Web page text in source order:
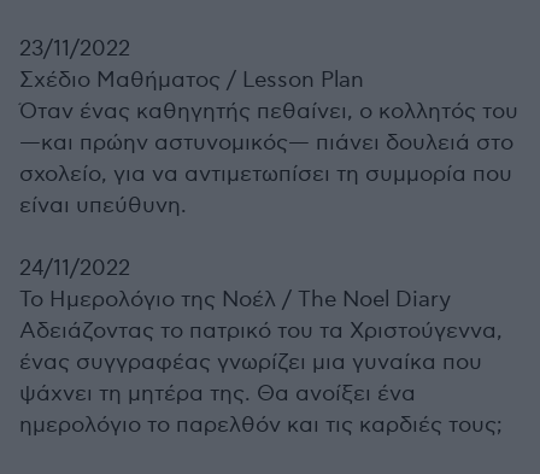
23/11/2022
Σχέδιο Μαθήματος / Lesson Plan
Όταν ένας καθηγητής πεθαίνει, ο κολλητός του
—και πρώην αστυνομικός— πιάνει δουλειά στο
σχολείο, για να αντιμετωπίσει τη συμμορία που
είναι υπεύθυνη.
24/11/2022
Το Ημερολόγιο της Νοέλ / The Noel Diary
Αδειάζοντας το πατρικό του τα Χριστούγεννα,
ένας συγγραφέας γνωρίζει μια γυναίκα που
ψάχνει τη μητέρα της. Θα ανοίξει ένα
ημερολόγιο το παρελθόν και τις καρδιές τους;